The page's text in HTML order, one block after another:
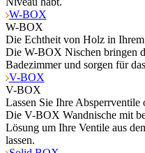
W-BOX
W-BOX
Die Echtheit von Holz in
Die W-BOX Nischen bringen
Badezimmer und sorgen für
V-BOX
V-BOX
Lassen Sie Ihre Absperrventile
Die V-BOX Wandnische mit
Lösung um Ihre Ventile aus
lassen.